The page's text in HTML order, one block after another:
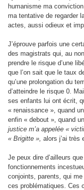
humanisme ma
ma tentative de regarder
actes, aussi odieux et
J’éprouve parfois une
des magistrats qui, au
prendre le risque d’une
que l’on sait que le taux
qu’une prolongation du
d’atteindre le risque 0.
ses enfants lui ont écrit,
« renaissance », quand
enfin « debout », quand
justice m’a appelée «
« Brigitte », alors j’ai très
Je peux dire d’ailleurs
fonctionnements
conjoints, parents, qui
ces problématiques. Ces